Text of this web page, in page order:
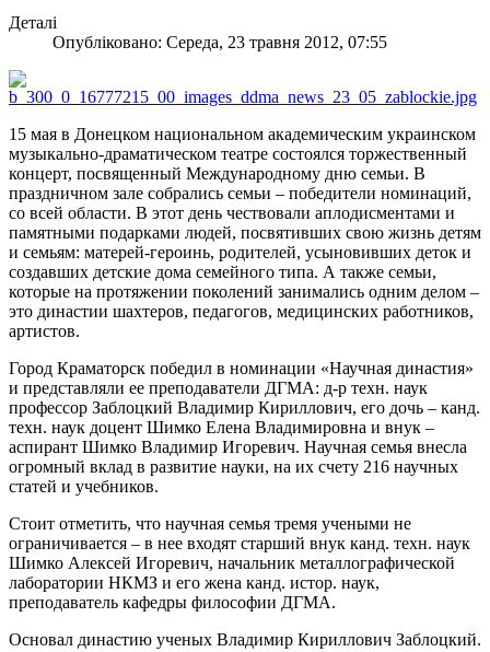
Деталі
Опубліковано: Середа, 23 травня 2012, 07:55
15 мая в Донецком национальном академическим украинском
музыкально-драматическом театре состоялся торжественный
концерт, посвященный Международному дню семьи. В
праздничном зале собрались семьи – победители номинаций,
со всей области. В этот день чествовали аплодисментами и
памятными подарками людей, посвятивших свою жизнь детям
и семьям: матерей-героинь, родителей, усыновивших деток и
создавших детские дома семейного типа. А также семьи,
которые на протяжении поколений занимались одним делом –
это династии шахтеров, педагогов, медицинских работников,
артистов.
Город Краматорск победил в номинации «Научная династия»
и представляли ее преподаватели ДГМА: д-р техн. наук
профессор Заблоцкий Владимир Кириллович, его дочь – канд.
техн. наук доцент Шимко Елена Владимировна и внук –
аспирант Шимко Владимир Игоревич. Научная семья внесла
огромный вклад в развитие науки, на их счету 216 научных
статей и учебников.
Стоит отметить, что научная семья тремя учеными не
ограничивается – в нее входят старший внук канд. техн. наук
Шимко Алексей Игоревич, начальник металлографической
лаборатории НКМЗ и его жена канд. истор. наук,
преподаватель кафедры философии ДГМА.
Основал династию ученых Владимир Кириллович Заблоцкий.